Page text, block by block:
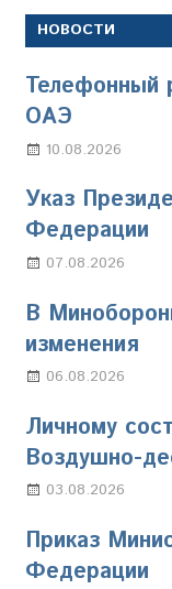
НОВОСТИ
Телефонный
ОАЭ
10.08.2026
Указ
Федерации
07.08.2026
В
изменения
06.08.2026
Личному
Воздушно-
03.08.2026
Приказ
Федерации